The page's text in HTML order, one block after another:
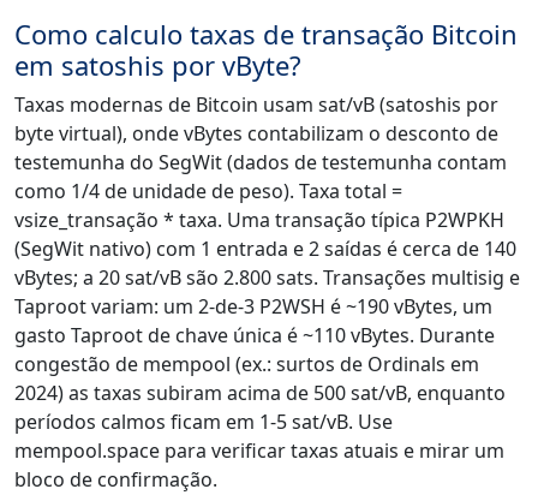
Como calculo taxas de transação Bitcoin
em satoshis por vByte?
Taxas modernas de Bitcoin usam sat/vB (satoshis por
byte virtual), onde vBytes contabilizam o desconto de
testemunha do SegWit (dados de testemunha contam
como 1/4 de unidade de peso). Taxa total =
vsize_transação * taxa. Uma transação típica P2WPKH
(SegWit nativo) com 1 entrada e 2 saídas é cerca de 140
vBytes; a 20 sat/vB são 2.800 sats. Transações multisig e
Taproot variam: um 2-de-3 P2WSH é ~190 vBytes, um
gasto Taproot de chave única é ~110 vBytes. Durante
congestão de mempool (ex.: surtos de Ordinals em
2024) as taxas subiram acima de 500 sat/vB, enquanto
períodos calmos ficam em 1-5 sat/vB. Use
mempool.space para verificar taxas atuais e mirar um
bloco de confirmação.